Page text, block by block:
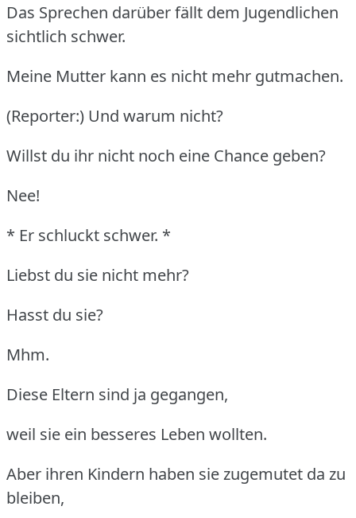
Das Sprechen darüber fällt dem Jugendlichen
sichtlich schwer.
Meine Mutter kann es nicht mehr gutmachen.
(Reporter:) Und warum nicht?
Willst du ihr nicht noch eine Chance geben?
Nee!
* Er schluckt schwer. *
Liebst du sie nicht mehr?
Hasst du sie?
Mhm.
Diese Eltern sind ja gegangen,
weil sie ein besseres Leben wollten.
Aber ihren Kindern haben sie zugemutet da zu
bleiben,